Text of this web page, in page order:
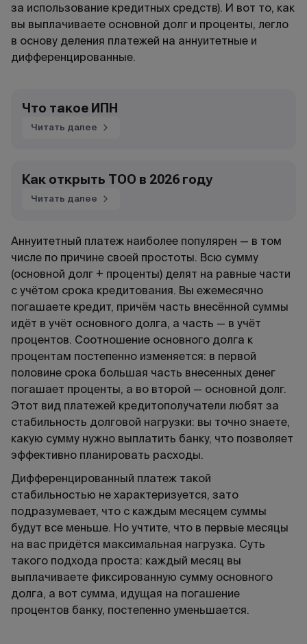
за использование кредитных средств). И вот то, как
вы выплачиваете основной долг и проценты, легло
в основу деления платежей на аннуитетные и
дифференцированные.
Что такое ИПН
Читать далее
Как открыть ТОО в 2026 году
Читать далее
Аннуитетный платеж наиболее популярен — в том
числе по причине своей простоты. Всю сумму
(основной долг + проценты) делят на равные части
с учётом срока кредитования. Вы ежемесячно
погашаете кредит, причём часть внесённой суммы
идёт в учёт основного долга, а часть — в учёт
процентов. Соотношение основного долга к
процентам постепенно изменяется: в первой
половине срока большая часть внесенных денег
погашает проценты, а во второй — основной долг.
Этот вид платежей кредитополучатели любят за
стабильность долговой нагрузки: вы точно знаете,
какую сумму нужно выплатить банку, что позволяет
эффективно планировать расходы.
Дифференцированный платеж такой
стабильностью не характеризуется, зато
подразумевает, что с каждым месяцем суммы
будут все меньше. Но учтите, что в первые месяцы
на вас придётся максимальная нагрузка. Суть
такого подхода проста: каждый месяц вы
выплачиваете фиксированную сумму основного
долга, а вот сумма, идущая на погашение
процентов банку, постепенно уменьшается.